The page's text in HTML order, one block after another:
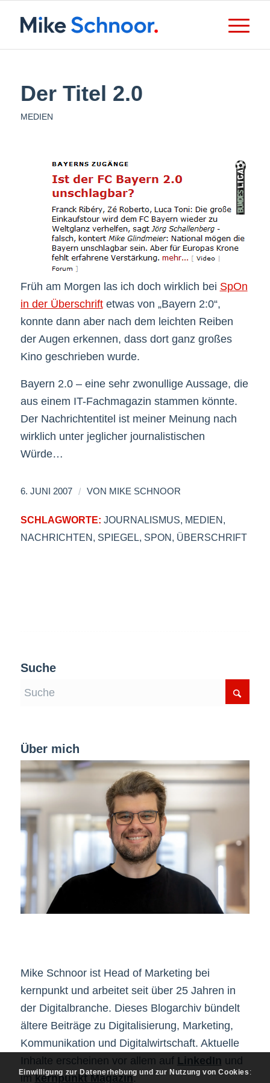
Der Titel 2.0
MEDIEN
Früh am Morgen las ich doch wirklich bei SpOn
in der Überschriftetwas von „Bayern 2:0“,
konnte dann aber nach dem leichten Reiben
der Augen erkennen, dass dort ganz großes
Kino geschrieben wurde.
Bayern 2.0 – eine sehr zwonullige Aussage, die
aus einem IT-Fachmagazin stammen könnte.
Der Nachrichtentitel ist meiner Meinung nach
wirklich unter jeglicher journalistischen
Würde…
6. JUNI 2007 / VON MIKE SCHNOOR
SCHLAGWORTE: JOURNALISMUS, MEDIEN,
NACHRICHTEN, SPIEGEL, SPON, ÜBERSCHRIFT
Suche
Über mich
Mike Schnoor ist Head of Marketing bei
kernpunkt und arbeitet seit über 25 Jahren in
der Digitalbranche. Dieses Blogarchiv bündelt
ältere Beiträge zu Digitalisierung, Marketing,
Kommunikation und Digitalwirtschaft. Aktuelle
Inhalte erscheinen vor allem auf LinkedIn und
imkernpunkt Magazin.
Einwilligung zur Datenerhebung und zur Nutzung von Cookies :